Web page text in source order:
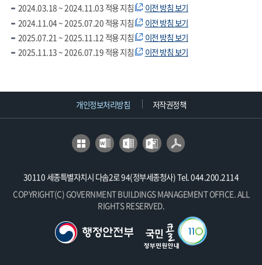
2024.03.18 ~ 2024.11.03 적용 지침
이전 방침 보기
2024.11.04 ~ 2025.07.20 적용 지침
이전 방침 보기
2025.07.21 ~ 2025.11.12 적용 지침
이전 방침 보기
2025.11.13 ~ 2026.07.19 적용 지침
이전 방침 보기
개인정보처리방침 저작권정책
30110 세종특별자치시 다솜2로 94(정부세종청사) Tel. 044.200.2114
COPYRIGHT(C) GOVERNMENT BUILDINGS MANAGEMENT OFFICE. ALL
RIGHTS RESERVED.